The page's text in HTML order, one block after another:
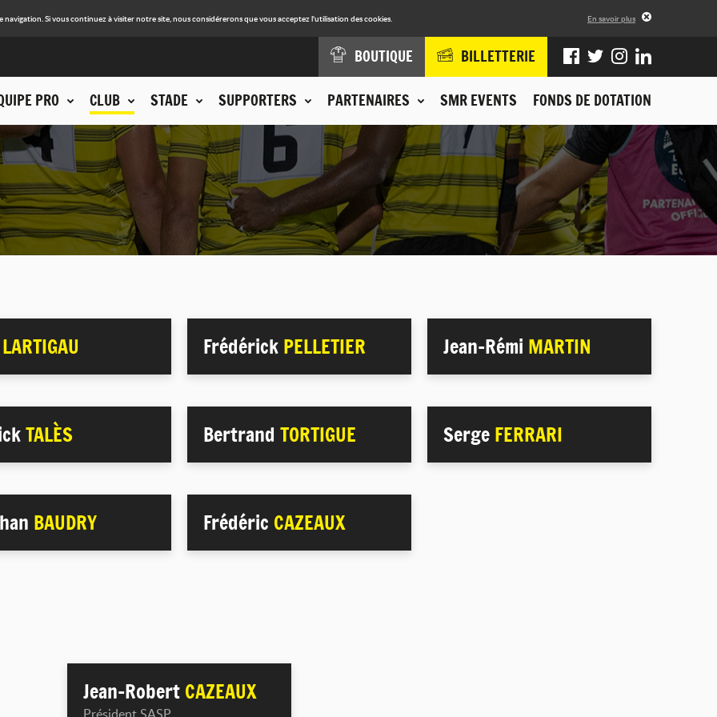
Si vous continuez à visiter notre site, nous considérerons que vous acceptez l'utilisation des cookies. En savoir plus
PRO CLUB STADE SUPPORTERS PARTENAIRES SMR EVENTS FONDS DE DOTATION
BOUTIQUE BILLETTERIE
LARTIGAU Frédérick PELLETIER Jean-Rémi MARTIN
TALÈS Bertrand TORTIGUE Serge FERRARI
BAUDRY Frédéric CAZEAUX
Jean-Robert CAZEAUX